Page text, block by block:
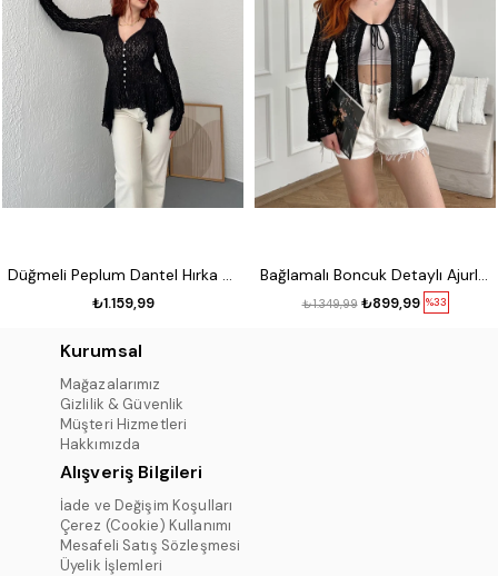
Düğmeli Peplum Dantel Hırka Siyah
₺1.159,99
Bağlamalı Boncuk Detaylı Ajurlu Hırka Siyah
%33
₺899,99
₺1.349,99
Kurumsal
Mağazalarımız
Gizlilik & Güvenlik
Müşteri Hizmetleri
Hakkımızda
Alışveriş Bilgileri
İade ve Değişim Koşulları
Çerez (Cookie) Kullanımı
Mesafeli Satış Sözleşmesi
Üyelik İşlemleri